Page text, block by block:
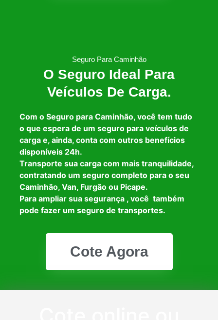
Seguro Para Caminhão
O Seguro Ideal Para
Veículos De Carga.
Com o Seguro para Caminhão, você tem tudo
o que espera de um seguro para veículos de
carga e, ainda, conta com outros benefícios
disponíveis 24h.
Transporte sua carga com mais tranquilidade,
contratando um seguro completo para o seu
Caminhão, Van, Furgão ou Picape.
Para ampliar sua segurança , você também
pode fazer um seguro de transportes.
Cote Agora